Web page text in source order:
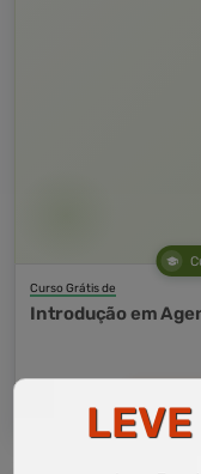
Curso Grátis de
Introdução em